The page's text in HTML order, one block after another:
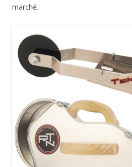
marché.